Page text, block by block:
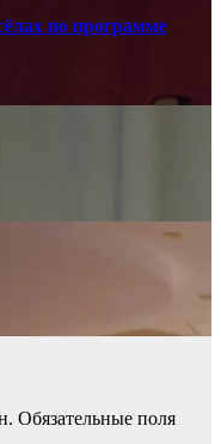
по программе
Обязательные поля